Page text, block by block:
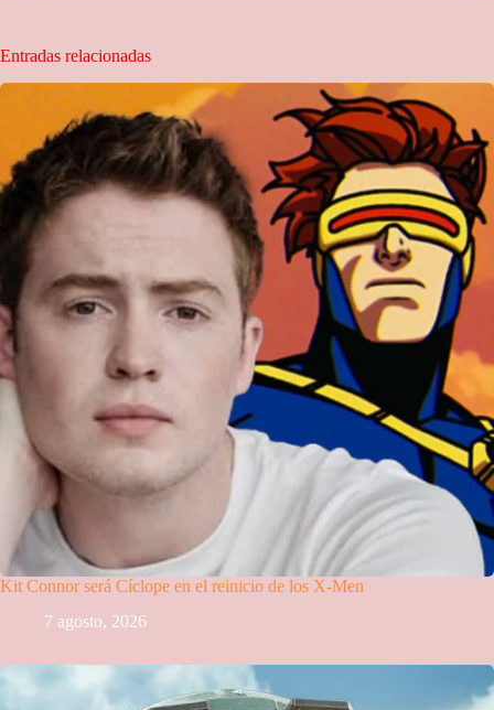
Entradas relacionadas
Kit Connor será Cíclope en el reinicio de los X-Men
7 agosto, 2026